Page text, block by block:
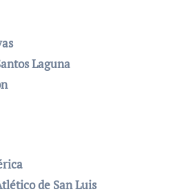
Laguna
de San Luis